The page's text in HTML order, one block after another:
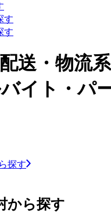
す
す
送・物流系
バイト・パ
探す
から探す